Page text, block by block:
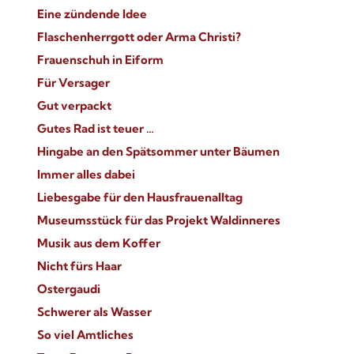
Eine zündende Idee
Flaschenherrgott oder Arma Christi?
Frauenschuh in Eiform
Für Versager
Gut verpackt
Gutes Rad ist teuer …
Hingabe an den Spätsommer unter Bäumen
Immer alles dabei
Liebesgabe für den Hausfrauenalltag
Museumsstück für das Projekt Waldinneres
Musik aus dem Koffer
Nicht fürs Haar
Ostergaudi
Schwerer als Wasser
So viel Amtliches